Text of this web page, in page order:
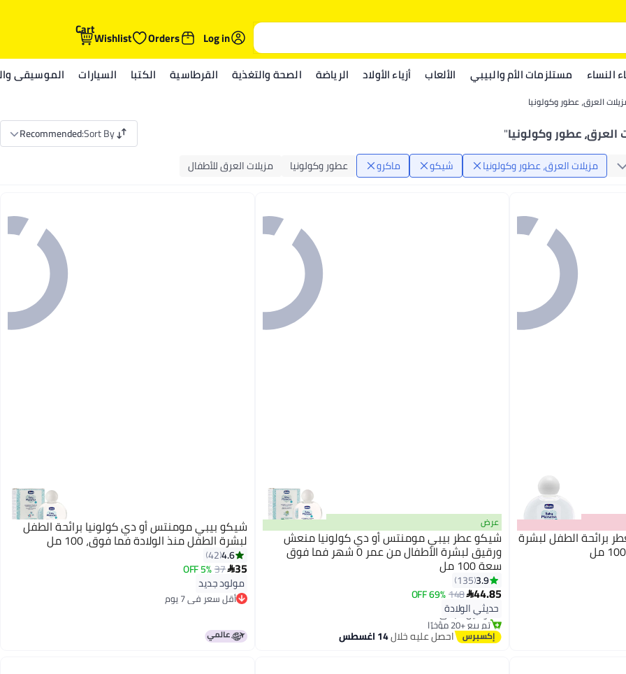
Log in
Orders
Wishlist
Cart
النساء مستلزمات الأم والبيبي الألعاب أزياء الأولاد الرياضة الصحة والتغذية القرطاسية الكتبا السيارات الموسيقى
العرق، عطور وكولونيا
عطور وكولونيا"
Sort By
:
Recommended
مزيلات العرق، عطور وكولونيا شيكو ماكرو عطور وكولونيا مزيلات العرق للأطفال
برائحة الطفل لبشرة
عرض
شيكو عطر بيبي مومنتس أو دي كولونيا منعش
ورقيق لبشرة الأطفال من عمر 0 شهر فما فوق
سعة 100 مل
3.9
135
44.85
148
69% OFF
حديثي الولادة
#13 في عطور وكولونيا
توصيل مجاني
تم بيع +20 مؤخرًا
#13 في عطور وكولونيا احصل عليه خلال14 اغسطس
شيكو بيبي مومنتس أو دي كولونيا برائحة الطفل
لبشرة الطفل منذ الولادة فما فوق، 100 مل
4.6
42
35
37
5% OFF
مولود جديد
أقل سعر في 7 يوم
أقل سعر في 7 يوم